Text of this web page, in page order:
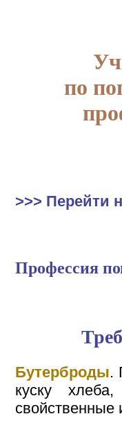
по
>>> Перейти
Профессия
Бутерброды.
куску
свойственные